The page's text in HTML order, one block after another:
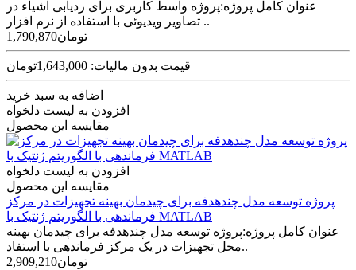
عنوان کامل پروژه:پروژه واسط کاربری برای ردیابی اشیاء در
تصاویر ویدیوئی با استفاده از نرم افزار ..
1,790,870تومان
قیمت بدون مالیات: 1,643,000تومان
اضافه به سبد خرید
افزودن به لیست دلخواه
مقایسه این محصول
افزودن به لیست دلخواه
مقایسه این محصول
پروژه توسعه مدل چندهدفه برای چیدمان بهینه تجهیزات در مرکز
فرماندهی با الگوریتم ژنتیک با MATLAB
عنوان کامل پروژه:پروژه توسعه مدل چندهدفه برای چیدمان بهینه
محل تجهیزات در یک مرکز فرماندهی با استفاد..
2,909,210تومان